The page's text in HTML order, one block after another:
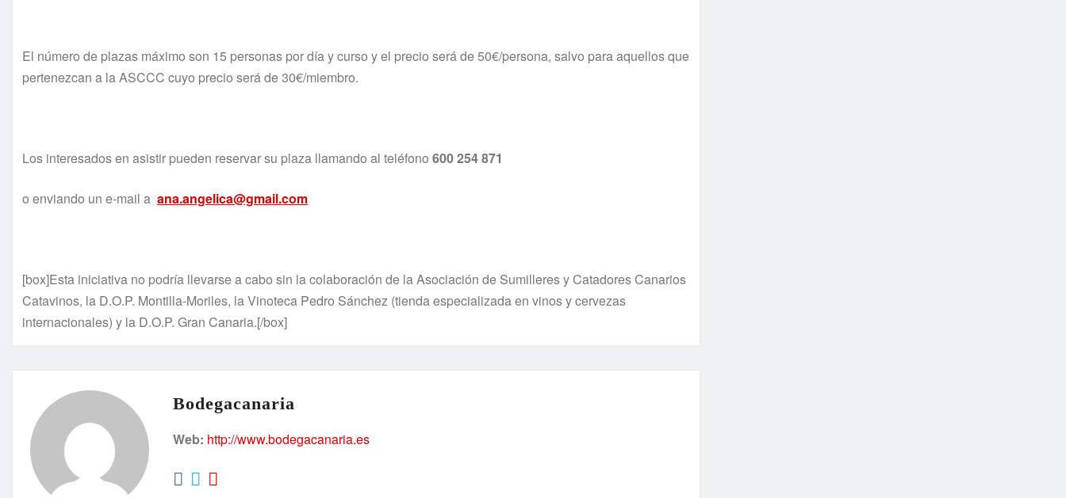
El número de plazas máximo son 15 personas por día y curso y el precio será de 50€/persona, salvo para aquellos que
pertenezcan a la ASCCC cuyo precio será de 30€/miembro.
Los interesados en asistir pueden reservar su plaza llamando al teléfono 600 254 871
o enviando un e-mail a ana.angelica@gmail.com
[box]Esta iniciativa no podría llevarse a cabo sin la colaboración de la Asociación de Sumilleres y Catadores Canarios
Catavinos, la D.O.P. Montilla-Moriles, la Vinoteca Pedro Sánchez (tienda especializada en vinos y cervezas
internacionales) y la D.O.P. Gran Canaria.[/box]
Bodegacanaria
Web: http://www.bodegacanaria.es